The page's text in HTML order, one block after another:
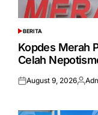
POSTED
IN
BERITA
Kopdes Merah
Celah
Posted
August 9, 2026